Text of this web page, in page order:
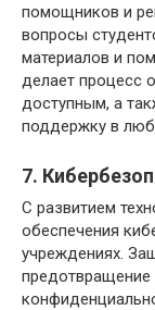
помощников и
вопросы
материалов и
делает процесс
доступным, а
поддержку в
7.
С развитием
обеспечения
учреждениях.
предотвращение